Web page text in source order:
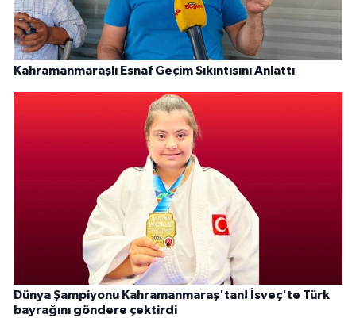
Kahramanmaraşlı Esnaf Geçim Sıkıntısını Anlattı
Dünya Şampiyonu Kahramanmaraş'tan! İsveç'te Türk
bayrağını göndere çektirdi